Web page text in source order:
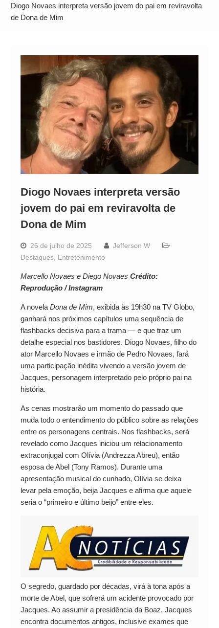
Alto
Diogo Novaes interpreta versão jovem do pai em reviravolta
de Dona de Mim
Diogo Novaes interpreta versão
jovem do pai em reviravolta de
Dona de Mim
26 de julho de 2025
Jefferson W
Destaques, Entretenimento
Marcello Novaes e Diego Novaes Crédito:
Reprodução / Instagram
A novela Dona de Mim, exibida às 19h30 na TV Globo,
ganhará nos próximos capítulos uma sequência de
flashbacks decisiva para a trama — e que traz um
detalhe especial nos bastidores. Diogo Novaes, filho do
ator Marcello Novaes e irmão de Pedro Novaes, fará
uma participação inédita vivendo a versão jovem de
Jacques, personagem interpretado pelo próprio pai na
história.
As cenas mostrarão um momento do passado que
muda todo o entendimento do público sobre as relações
entre os personagens centrais. Nos flashbacks, será
revelado como Jacques iniciou um relacionamento
extraconjugal com Olívia (Andrezza Abreu), então
esposa de Abel (Tony Ramos). Durante uma
apresentação musical do cunhado, Olívia se deixa
levar pela emoção, beija Jacques e afirma que aquele
seria o “primeiro e último beijo” entre eles.
O segredo, guardado por décadas, virá à tona após a
morte de Abel, que sofrerá um acidente provocado por
Jacques. Ao assumir a presidência da Boaz, Jacques
encontra documentos antigos, inclusive exames que